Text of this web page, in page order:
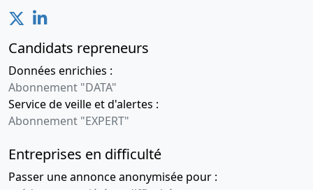
Candidats repreneurs
Données enrichies :
Abonnement "DATA"
Service de veille et d'alertes :
Abonnement "EXPERT"
Entreprises en difficulté
Passer une annonce anonymisée pour :